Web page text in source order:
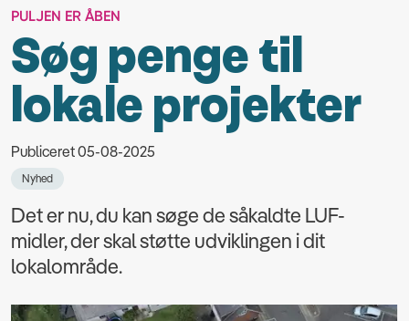
PULJEN ER ÅBEN
Søg penge til
lokale projekter
Publiceret 05-08-2025
Nyhed
Det er nu, du kan søge de såkaldte LUF-
midler, der skal støtte udviklingen i dit
lokalområde.